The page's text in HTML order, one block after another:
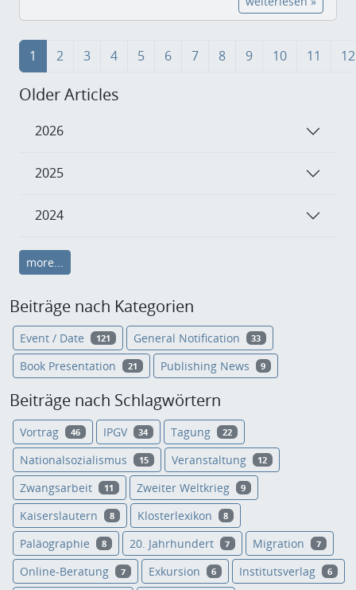
1 2 3 4 5 6 7 8 9 10 11 12
Older Articles
2026
2025
2024
more...
Beiträge nach Kategorien
Event / Date 121 General Notification 33
Book Presentation 21 Publishing News 9
Beiträge nach Schlagwörtern
Vortrag 46 IPGV 34 Tagung 22
Nationalsozialismus 15 Veranstaltung 12
Zwangsarbeit 11 Zweiter Weltkrieg 9
Kaiserslautern 8 Klosterlexikon 8
Paläographie 8 20. Jahrhundert 7 Migration 7
Online-Beratung 7 Exkursion 6 Institutsverlag 6